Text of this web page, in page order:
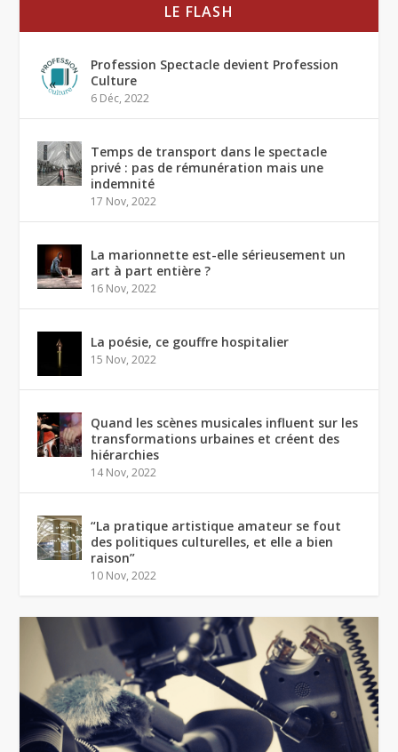
LE FLASH
Profession Spectacle devient Profession
Culture
6 Déc, 2022
Temps de transport dans le spectacle
privé : pas de rémunération mais une
indemnité
17 Nov, 2022
La marionnette est-elle sérieusement un
art à part entière ?
16 Nov, 2022
La poésie, ce gouffre hospitalier
15 Nov, 2022
Quand les scènes musicales influent sur les
transformations urbaines et créent des
hiérarchies
14 Nov, 2022
“La pratique artistique amateur se fout
des politiques culturelles, et elle a bien
raison”
10 Nov, 2022